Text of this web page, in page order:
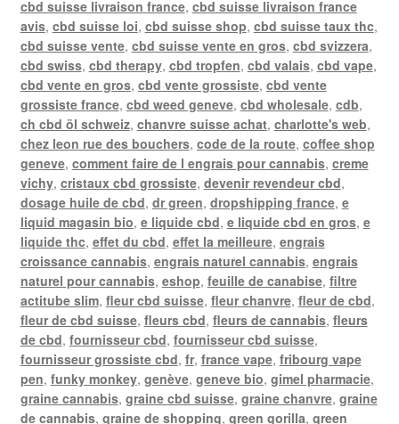
cbd suisse livraison france, cbd suisse livraison france
avis, cbd suisse loi, cbd suisse shop, cbd suisse taux thc,
cbd suisse vente, cbd suisse vente en gros, cbd svizzera,
cbd swiss, cbd therapy, cbd tropfen, cbd valais, cbd vape,
cbd vente en gros, cbd vente grossiste, cbd vente
grossiste france, cbd weed geneve, cbd wholesale, cdb,
ch cbd öl schweiz, chanvre suisse achat, charlotte's web,
chez leon rue des bouchers, code de la route, coffee shop
geneve, comment faire de l engrais pour cannabis, creme
vichy, cristaux cbd grossiste, devenir revendeur cbd,
dosage huile de cbd, dr green, dropshipping france, e
liquid magasin bio, e liquide cbd, e liquide cbd en gros, e
liquide thc, effet du cbd, effet la meilleure, engrais
croissance cannabis, engrais naturel cannabis, engrais
naturel pour cannabis, eshop, feuille de canabise, filtre
actitube slim, fleur cbd suisse, fleur chanvre, fleur de cbd,
fleur de cbd suisse, fleurs cbd, fleurs de cannabis, fleurs
de cbd, fournisseur cbd, fournisseur cbd suisse,
fournisseur grossiste cbd, fr, france vape, fribourg vape
pen, funky monkey, genève, geneve bio, gimel pharmacie,
graine cannabis, graine cbd suisse, graine chanvre, graine
de cannabis, graine de shopping, green gorilla, green